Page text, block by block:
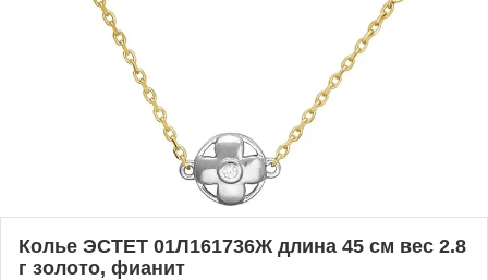
Колье ЭСТЕТ 01Л161736Ж длина 45 см вес 2.8
г золото, фианит